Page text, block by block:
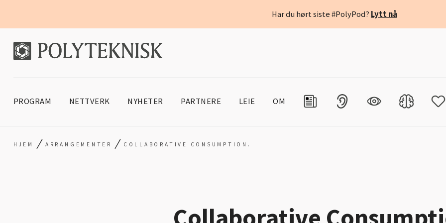
Har du hørt siste #PolyPod? Lytt nå
PROGRAM NETTVERK NYHETER PARTNERE LEIE OM
HJEM / ARRANGEMENTER / COLLABORATIVE CONSUMPTION.